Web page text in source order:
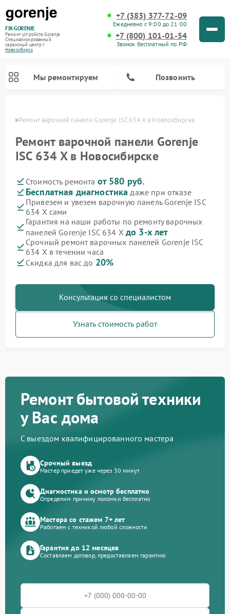
FIX-GORENJE
Ремонт устройств Gorenje
Специализированный
cервисный центр г.
Новосибирск
+7 (383) 377-72-09
Ежедневно с 9:00 до 21:00
+7 (800) 101-01-54
Звонок бесплатный по РФ
Мы ремонтируем Позвонить
Ремонт варочной панели Gorenje ISC 634 X в Новосибирске
Ремонт варочной панели Gorenje
ISC 634 X в Новосибирске
Стоимость ремонта от 580 руб.
Бесплатная диагностика даже при отказе
Привезем и увезем варочную панель Gorenje ISC
634 X сами
Гарантия на наши работы по ремонту варочных
панелей Gorenje ISC 634 X до 3-х лет
Срочный ремонт варочных панелей Gorenje ISC
634 X в течении часа
Скидка для вас до 20%
Консультация со специалистом
Узнать стоимость работ
Ремонт бытовой техники
у Вас дома
С выездом квалифицированного мастера
Срочный выезд
Мастер приедет уже через 30 минут
Диагностика и осмотр бесплатно
Определим причину поломки бесплатно
Мастера со стажем 7+ лет
Работаем с техникой любой сложности
Гарантия до 12 месяцев
Составляем договор, предоставляем гарантию